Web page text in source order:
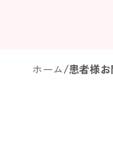
ホーム/患者様